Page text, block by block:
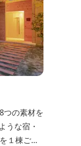
つの素材を
うな宿・